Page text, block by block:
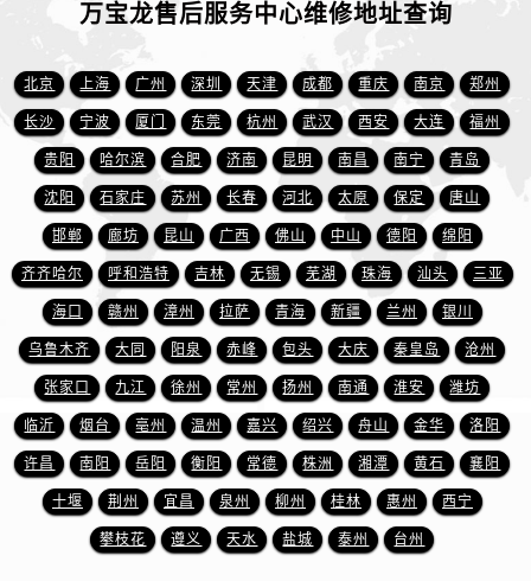
山西省长治市潞州区英雄中路万国售后服务中心（需提前预约）
山西省太原市迎泽区迎泽街道解放路15号亨得利名表维修授权店3楼万国售后服务中心（需提前预约）
天津市和平区赤峰道136号天津国际金融中心26层2603室万国售后服务中心（需提前预约）
安徽省安庆市迎江区人民路万国售后服务中心（需提前预约）
安徽省蚌埠市蚌山区淮河路万国售后服务中心（需提前预约）
安徽省亳州市谯城区魏武大道万国售后服务中心（需提前预约）
安徽省池州市贵池区长江路万国售后服务中心（需提前预约）
安徽省滁州市琅琊区南谯北路万国售后服务中心（需提前预约）
安徽省阜阳市颍州区颍州北路万国售后服务中心（需提前预约）
安徽省淮北市相山区淮海路万国售后服务中心（需提前预约）
安徽省淮南市田家庵区国庆中路万国售后服务中心（需提前预约）
安徽省黄山市屯溪区黄山西路万国售后服务中心（需提前预约）
安徽省六安市金安区解放中路万国售后服务中心（需提前预约）
安徽省马鞍山市雨山区湖南西路万国售后服务中心（需提前预约）
万宝龙售后服务中心维修地址查询
北京 上海 广州 深圳 天津 成都 重庆 南京 郑州
长沙 宁波 厦门 东莞 杭州 武汉 西安 大连 福州
贵阳 哈尔滨 合肥 济南 昆明 南昌 南宁 青岛
沈阳 石家庄 苏州 长春 河北 太原 保定 唐山
邯郸 廊坊 昆山 广西 佛山 中山 德阳 绵阳
齐齐哈尔 呼和浩特 吉林 无锡 芜湖 珠海 汕头 三亚
海口 赣州 漳州 拉萨 青海 新疆 兰州 银川
乌鲁木齐 大同 阳泉 赤峰 包头 大庆 秦皇岛 沧州
张家口 九江 徐州 常州 扬州 南通 淮安 潍坊
临沂 烟台 亳州 温州 嘉兴 绍兴 舟山 金华 洛阳
许昌 南阳 岳阳 衡阳 常德 株洲 湘潭 黄石 襄阳
十堰 荆州 宜昌 泉州 柳州 桂林 惠州 西宁
攀枝花 遵义 天水 盐城 泰州 台州